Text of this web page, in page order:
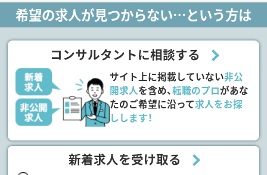
希望の求人が見つからない…という方は
コンサルタントに相談する
サイト上に掲載していない非公
開求人を含め、転職のプロがあな
たのご希望に沿って求人をお探
しします！
新着求人を受け取る